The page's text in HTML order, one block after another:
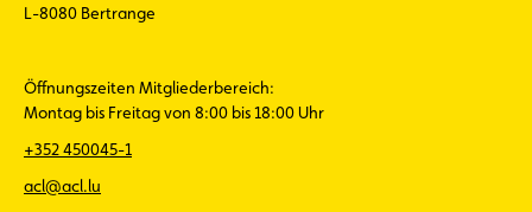
L-8080 Bertrange
Öffnungszeiten Mitgliederbereich:
Montag bis Freitag von 8:00 bis 18:00 Uhr
+352 450045-1
acl@acl.lu